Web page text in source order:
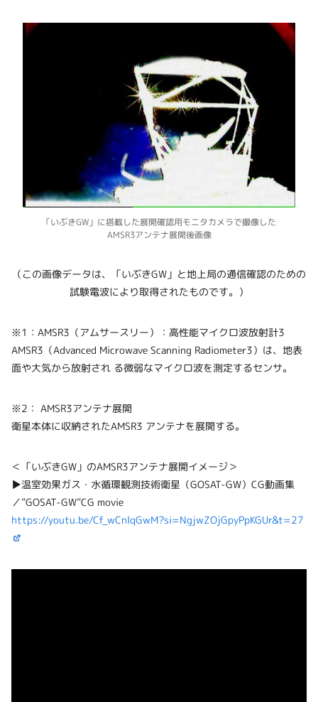
「いぶきGW」に搭載した展開確認用モニタカメラで撮像した
AMSR3アンテナ展開後画像
（この画像データは、「いぶきGW」と地上局の通信確認のための
試験電波により取得されたものです。）
※1：AMSR3（アムサースリー）：高性能マイクロ波放射計3
AMSR3（Advanced Microwave Scanning Radiometer3）は、地表
面や大気から放射され る微弱なマイクロ波を測定するセンサ。
※2： AMSR3アンテナ展開
衛星本体に収納されたAMSR3 アンテナを展開する。
＜「いぶきGW」のAMSR3アンテナ展開イメージ＞
▶温室効果ガス・水循環観測技術衛星（GOSAT-GW）CG動画集
／”GOSAT-GW”CG movie
https://youtu.be/Cf_wCnlqGwM?si=NgjwZOjGpyPpKGUr&t=27